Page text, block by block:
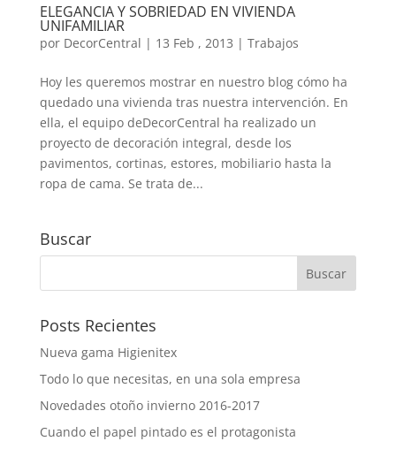
ELEGANCIA Y SOBRIEDAD EN VIVIENDA
UNIFAMILIAR
por DecorCentral | 13 Feb , 2013 | Trabajos
Hoy les queremos mostrar en nuestro blog cómo ha
quedado una vivienda tras nuestra intervención. En
ella, el equipo deDecorCentral ha realizado un
proyecto de decoración integral, desde los
pavimentos, cortinas, estores, mobiliario hasta la
ropa de cama. Se trata de...
Buscar
Posts Recientes
Nueva gama Higienitex
Todo lo que necesitas, en una sola empresa
Novedades otoño invierno 2016-2017
Cuando el papel pintado es el protagonista